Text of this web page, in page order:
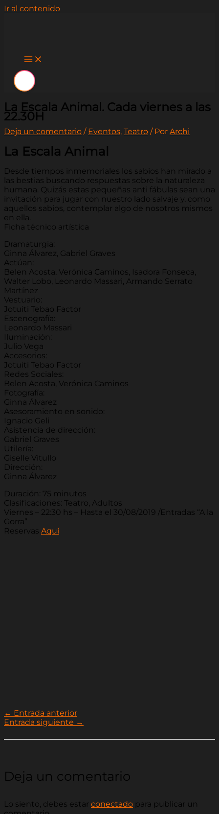
Ir al contenido
La Escala Animal. Cada viernes a las
22.30H
Deja un comentario / Eventos, Teatro / Por Archi
La Escala Animal
Desde tiempos inmemoriales los sabios han mirado a
las bestias buscando respuestas sobre la naturaleza
humana. Quizás estas pequeñas anti fábulas sean una
invitación para jugar con nuestro lado salvaje y, como
aquellos sabios, contemplar algo de nosotros mismos
en ella.
Ficha técnico artística
Dramaturgia:
Ginna Álvarez, Gabriel Graves
Actúan:
Belen Acosta, Verónica Caminos, Isadora Fonseca,
Walter Lobo, Leonardo Massari, Armando Serrato
Martínez
Vestuario:
Jotuiti Tebao Factor
Escenografía:
Leonardo Massari
Iluminación:
Julio Vega
Accesorios:
Jotuiti Tebao Factor
Redes Sociales:
Belen Acosta, Verónica Caminos
Fotografía:
Ginna Álvarez
Asesoramiento en sonido:
Ignacio Geli
Asistencia de dirección:
Gabriel Graves
Utilería:
Giselle Vitullo
Dirección:
Ginna Álvarez
Duración: 75 minutos
Clasificaciones: Teatro, Adultos
Viernes – 22:30 hs – Hasta el 30/08/2019 /Entradas “A la
Gorra”
Reservas Aquí
← Entrada anterior
Entrada siguiente →
Deja un comentario
Lo siento, debes estar conectado para publicar un